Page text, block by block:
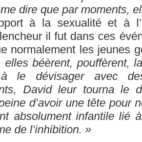
dire que par moments,
à la sexualité et à
il fut dans ces
normalement les jeunes
elles béèrent, pouffèrent,
le dévisager avec
David leur tourna le
d’avoir une tête pour
absolument infantile lié
de l’inhibition. »